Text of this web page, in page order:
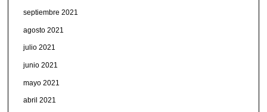
septiembre 2021
agosto 2021
julio 2021
junio 2021
mayo 2021
abril 2021